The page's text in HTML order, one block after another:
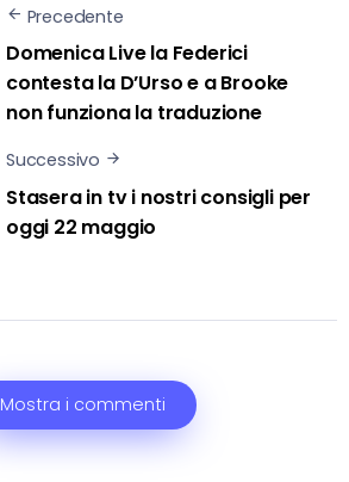
Precedente
Domenica Live la Federici
contesta la D’Urso e a Brooke
non funziona la traduzione
Successivo
Stasera in tv i nostri consigli per
oggi 22 maggio
Mostra i commenti